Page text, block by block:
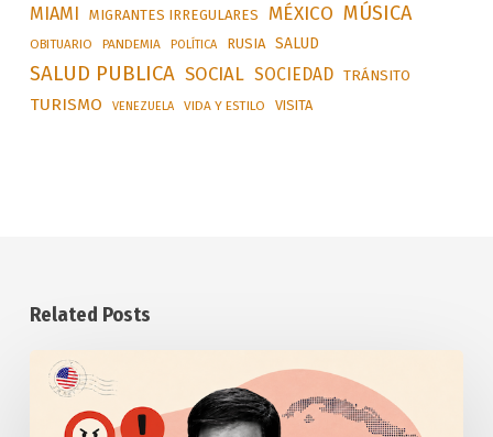
MIAMI MIGRANTES IRREGULARES MÉXICO MÚSICA
OBITUARIO PANDEMIA POLÍTICA RUSIA SALUD
SALUD PUBLICA SOCIAL SOCIEDAD TRÁNSITO
TURISMO VENEZUELA VIDA Y ESTILO VISITA
Related Posts
Anuncia
Estados
Unidos